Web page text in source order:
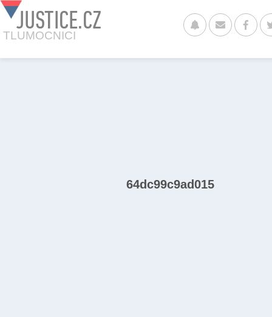
JUSTICE.CZ
TLUMOCNICI
64dc99c9ad015